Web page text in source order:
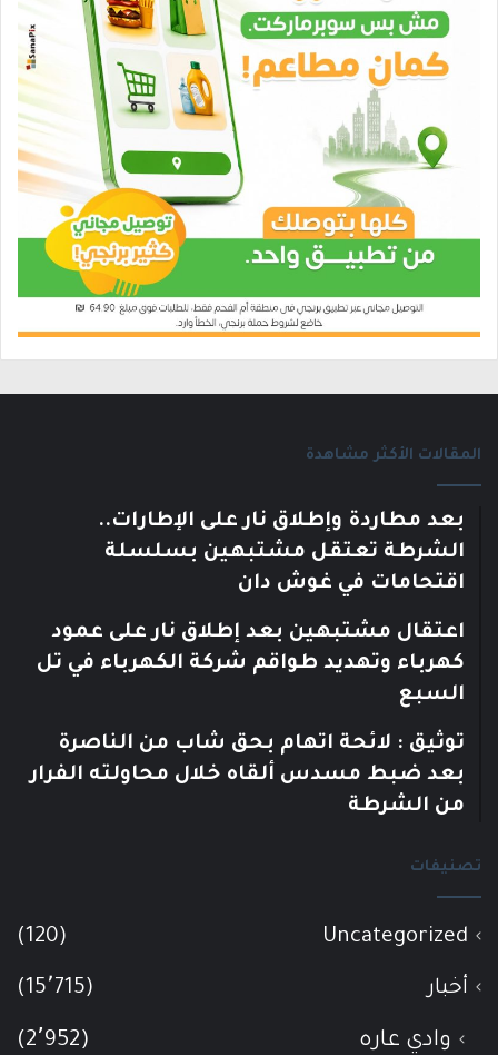
المقالات الأكثر مشاهدة
بعد مطاردة وإطلاق نار على الإطارات..
الشرطة تعتقل مشتبهين بسلسلة
اقتحامات في غوش دان
اعتقال مشتبهين بعد إطلاق نار على عمود
كهرباء وتهديد طواقم شركة الكهرباء في تل
السبع
توثيق : لائحة اتهام بحق شاب من الناصرة
بعد ضبط مسدس ألقاه خلال محاولته الفرار
من الشرطة
تصنيفات
Uncategorized
(120)
أخبار (15٬715)
وادي عاره (2٬952)